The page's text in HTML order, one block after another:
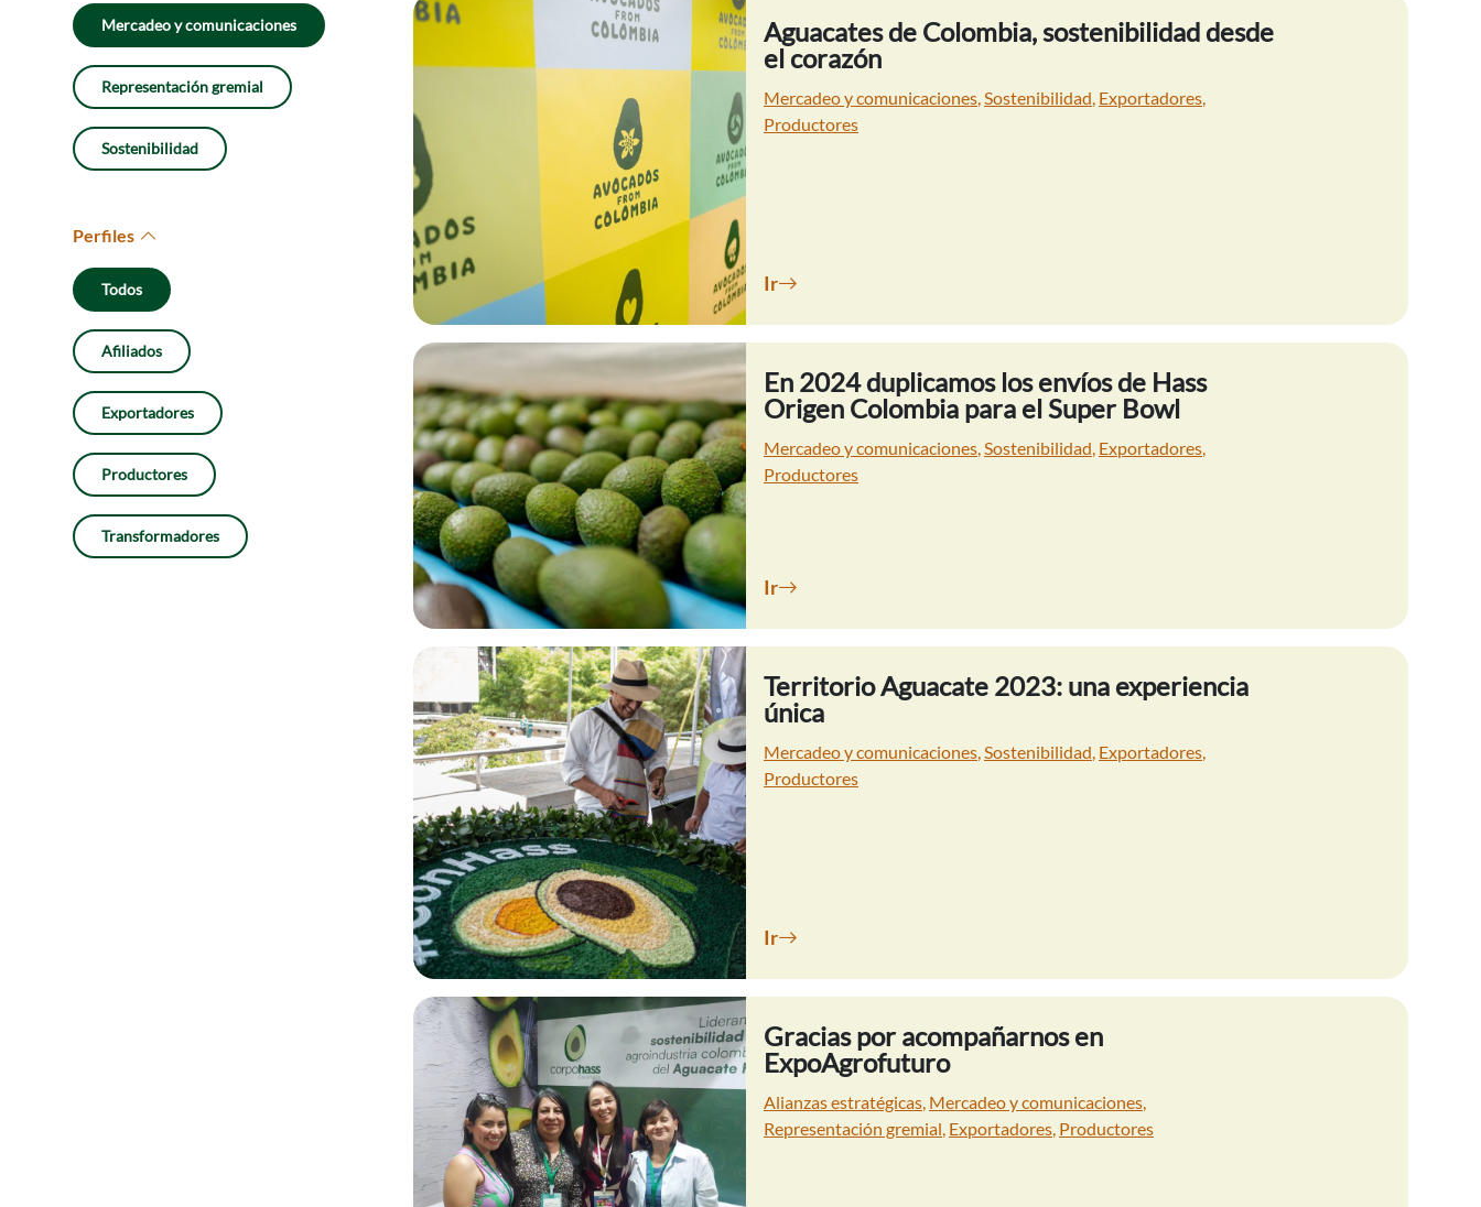
Mercadeo y comunicaciones
Representación gremial
Sostenibilidad
Perfiles
Todos
Afiliados
Exportadores
Productores
Transformadores
Aguacates de Colombia, sostenibilidad desde
el corazón
Mercadeo y comunicaciones,Sostenibilidad, Exportadores,
Productores
Ir
En 2024 duplicamos los envíos de Hass
Origen Colombia para el Super Bowl
Mercadeo y comunicaciones,Sostenibilidad, Exportadores,
Productores
Ir
Territorio Aguacate 2023: una experiencia
única
Mercadeo y comunicaciones,Sostenibilidad, Exportadores,
Productores
Ir
Gracias por acompañarnos en
ExpoAgrofuturo
Alianzas estratégicas, Mercadeo y comunicaciones,
Representación gremial, Exportadores, Productores